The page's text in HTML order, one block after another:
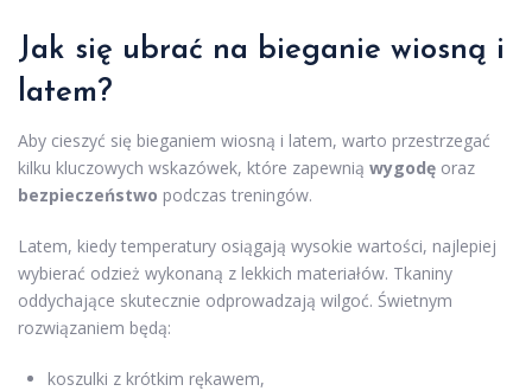
Jak się ubrać na bieganie wiosną i
latem?
Aby cieszyć się bieganiem wiosną i latem, warto przestrzegać
kilku kluczowych wskazówek, które zapewnią wygodę oraz
bezpieczeństwo podczas treningów.
Latem, kiedy temperatury osiągają wysokie wartości, najlepiej
wybierać odzież wykonaną z lekkich materiałów. Tkaniny
oddychające skutecznie odprowadzają wilgoć. Świetnym
rozwiązaniem będą:
koszulki z krótkim rękawem,